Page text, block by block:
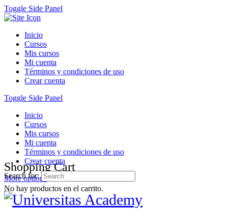
Toggle Side Panel
Inicio
Cursos
Mis cursos
Mi cuenta
Términos y condiciones de uso
Crear cuenta
Toggle Side Panel
Inicio
Cursos
Mis cursos
Mi cuenta
Términos y condiciones de uso
Crear cuenta
More options
Shopping Cart
No hay productos en el carrito.
Search for: